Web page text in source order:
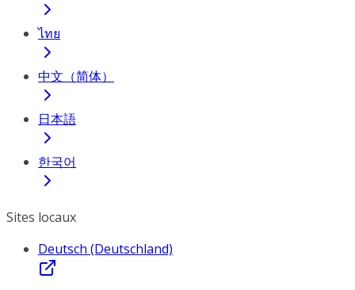
ไทย
中文（简体）
日本語
한국어
Sites locaux
Deutsch (Deutschland)